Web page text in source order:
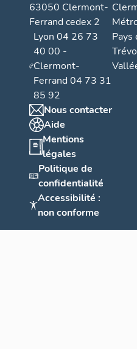
63050 Clermont-
Ferrand cedex 2
Lyon 04 26 73
40 00 -
Clermont-
Ferrand 04 73 31
85 92
Nous contacter
Aide
Mentions
légales
Politique de
confidentialité
Accessibilité :
non conforme
Pays